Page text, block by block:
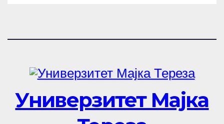
Универзитет Мајка